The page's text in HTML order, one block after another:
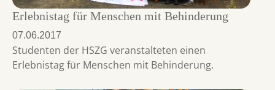
Erlebnistag für Menschen mit Behinderung
07.06.2017
Studenten der HSZG veranstalteten einen
Erlebnistag für Menschen mit Behinderung.